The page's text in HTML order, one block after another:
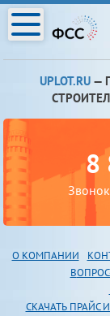
UPLOT.RU —
8
О КОМПАНИИ
В
СКАЧАТЬ ПРАЙС